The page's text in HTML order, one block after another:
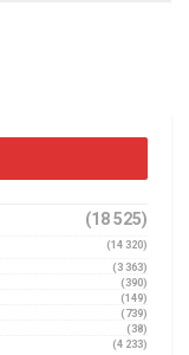
(18 525)
(14 320)
(3 363)
(390)
(149)
(739)
(38)
(4 233)